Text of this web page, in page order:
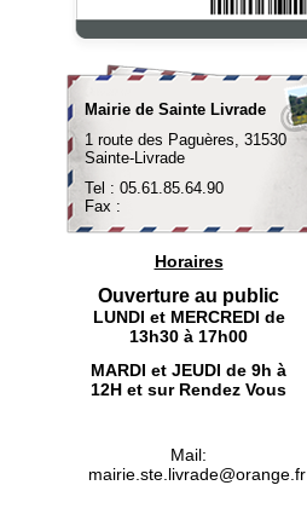
Mairie de Sainte Livrade
1 route des Paguères, 31530
Sainte-Livrade
Tel : 05.61.85.64.90
Fax :
Horaires
Ouverture au public
LUNDI et MERCREDI de
13h30 à 17h00
MARDI et JEUDI de 9h à
12H et sur Rendez Vous
Mail:
mairie.ste.livrade@orange.fr